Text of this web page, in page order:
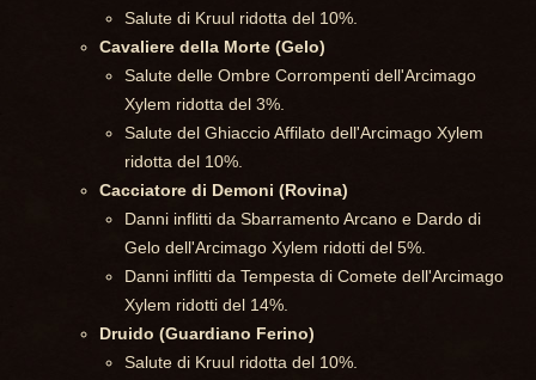
Salute di Kruul ridotta del 10%.
Cavaliere della Morte (Gelo)
Salute delle Ombre Corrompenti dell'Arcimago
Xylem ridotta del 3%.
Salute del Ghiaccio Affilato dell'Arcimago Xylem
ridotta del 10%.
Cacciatore di Demoni (Rovina)
Danni inflitti da Sbarramento Arcano e Dardo di
Gelo dell'Arcimago Xylem ridotti del 5%.
Danni inflitti da Tempesta di Comete dell'Arcimago
Xylem ridotti del 14%.
Druido (Guardiano Ferino)
Salute di Kruul ridotta del 10%.